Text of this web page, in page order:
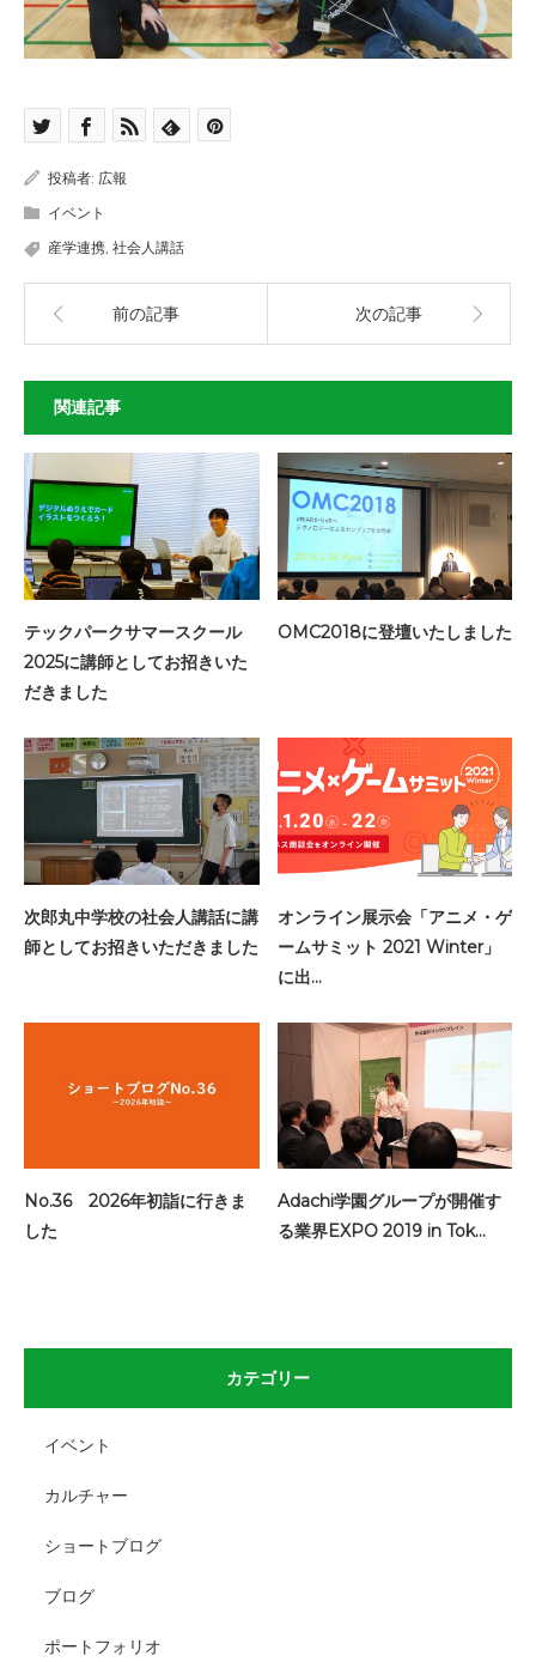
投稿者: 広報
イベント
産学連携 社会人講話
前の記事 次の記事
関連記事
テックパークサマースクール
2025に講師としてお招きいた
だきました
OMC2018に登壇いたしました
次郎丸中学校の社会人講話に講
師としてお招きいただきました
オンライン展示会「アニメ・ゲ
ームサミット 2021 Winter」
に出…
No.36 2026年初詣に行きま
した
Adachi学園グループが開催す
る業界EXPO 2019 in Tok…
カテゴリー
イベント
カルチャー
ショートブログ
ブログ
ポートフォリオ